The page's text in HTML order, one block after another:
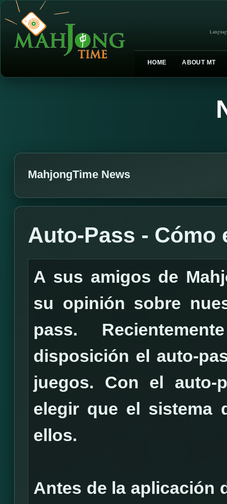
HOME ABOUT MT
MahjongTime News
Auto-Pass -
A sus amigos de
su opinión sobre
pass.
disposición el auto-
juegos. Con el auto-
elegir que el sistema
ellos.
Antes de la aplicación